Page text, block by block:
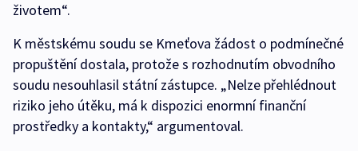
životem“.
K městskému soudu se Kmeťova žádost o podmínečné
propuštění dostala, protože s rozhodnutím obvodního
soudu nesouhlasil státní zástupce. „Nelze přehlédnout
riziko jeho útěku, má k dispozici enormní finanční
prostředky a kontakty,“ argumentoval.